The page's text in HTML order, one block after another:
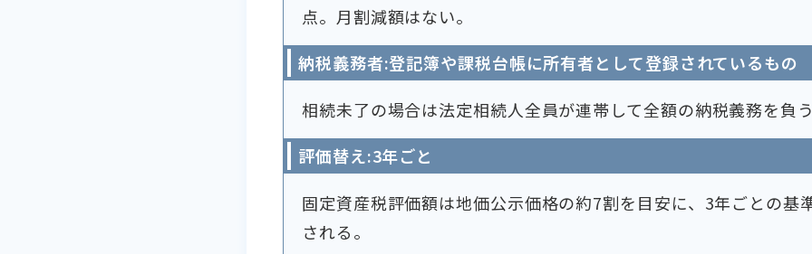
点。月割減額はない。
納税義務者:登記簿や課税台帳に所有者として登録されているもの
相続未了の場合は法定相続人全員が連帯して全額の納税義務を負
評価替え:3年ごと
固定資産税評価額は地価公示価格の約7割を目安に、3年ごとの基
される。